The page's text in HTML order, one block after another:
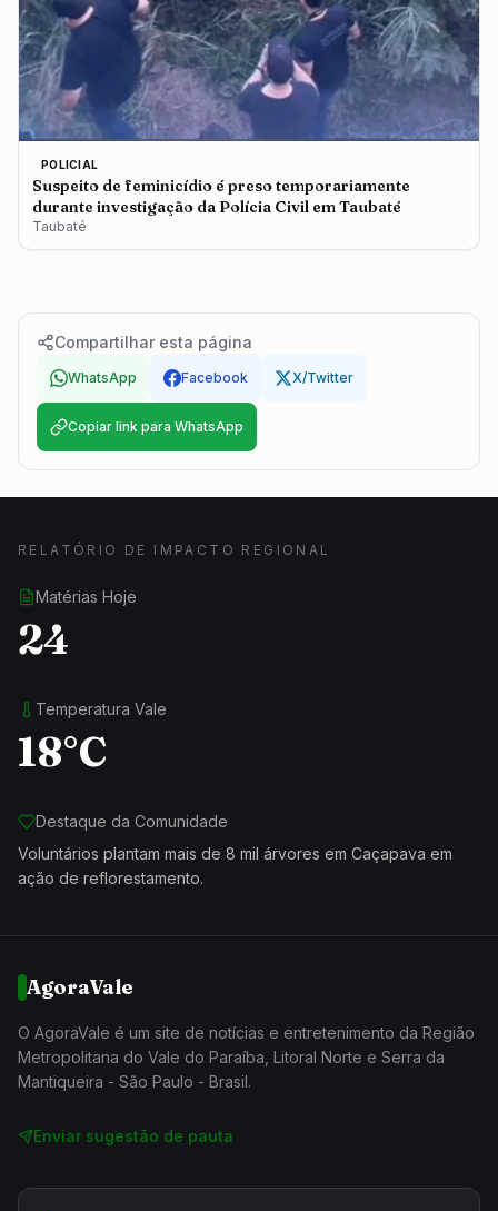
POLICIAL
Suspeito de feminicídio é preso temporariamente
durante investigação da Polícia Civil em Taubaté
Taubaté
Compartilhar esta página
WhatsApp Facebook X/Twitter
Copiar link para WhatsApp
RELATÓRIO DE IMPACTO REGIONAL
Matérias Hoje
24
Temperatura Vale
18°C
Destaque da Comunidade
Voluntários plantam mais de 8 mil árvores em Caçapava em
ação de reflorestamento.
AgoraVale
O AgoraVale é um site de notícias e entretenimento da Região
Metropolitana do Vale do Paraíba, Litoral Norte e Serra da
Mantiqueira - São Paulo - Brasil.
Enviar sugestão de pauta